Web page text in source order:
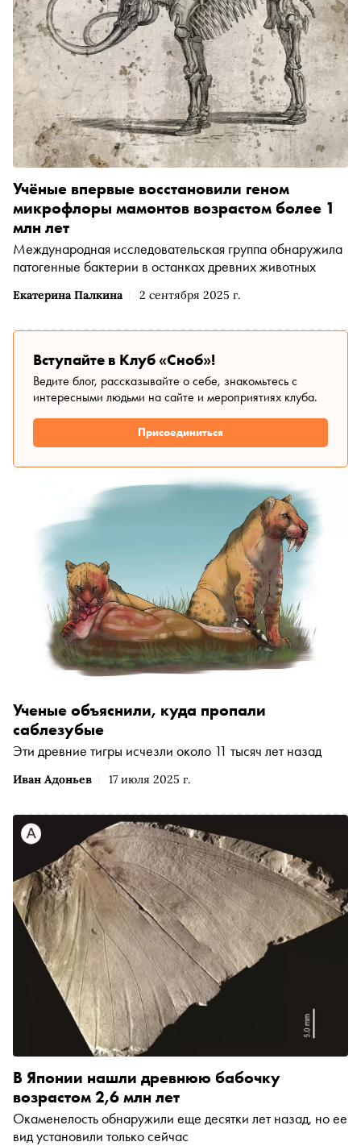
Екатерина Палкина 2 сентября 2025 г.
Учёные впервые восстановили геном
микрофлоры мамонтов возрастом более 1
млн лет
Международная исследовательская группа обнаружила
патогенные бактерии в останках древних животных
Вступайте в Клуб «Сноб»!
Ведите блог, рассказывайте о себе, знакомьтесь с
интересными людьми на сайте и мероприятиях клуба.
Присоединиться
Иван Адоньев 17 июля 2025 г.
Ученые объяснили, куда пропали
саблезубые
Эти древние тигры исчезли около 11 тысяч лет назад
В Японии нашли древнюю бабочку
возрастом 2,6 млн лет
Окаменелость обнаружили еще десятки лет назад, но ее
вид установили только сейчас